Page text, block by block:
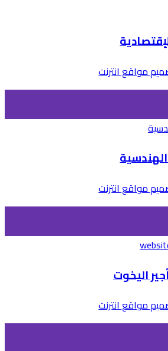
مواقع انترنت
الهندسية
مواقع انترنت
اليخوت
مواقع انترنت